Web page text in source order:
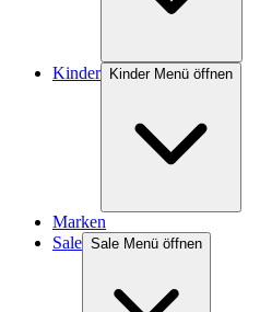
Kinder Kinder Menü öffnen
Marken
Sale Sale Menü öffnen